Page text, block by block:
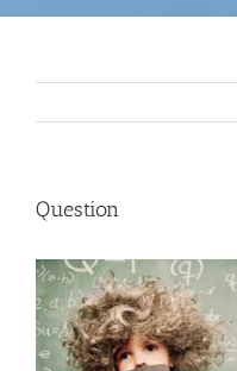
Question